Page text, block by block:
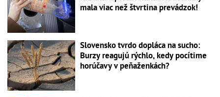
mala viac než štvrtina prevádzok!
Slovensko tvrdo dopláca na sucho:
Burzy reagujú rýchlo, kedy pocítime
horúčavy v peňaženkách?